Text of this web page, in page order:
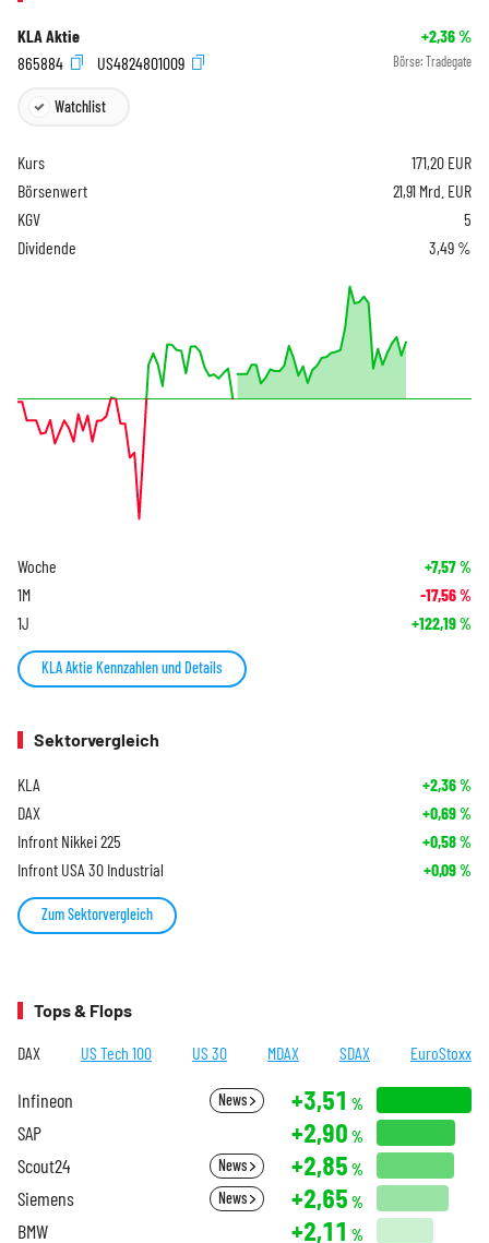
KLA Aktie +2,36%
865884
US4824801009 Börse: Tradegate
Watchlist
Kurs 171,20 EUR
Börsenwert
21,91 Mrd. EUR
KGV
5
Dividende
3,49 %
Woche +7,57%
1M -17,56%
1J +122,19%
KLA Aktie Kennzahlen und Details
Sektorvergleich
KLA +2,36%
DAX +0,69%
Infront Nikkei 225 +0,58%
Infront USA 30 Industrial +0,09%
Zum Sektorvergleich
Tops & Flops
DAX US Tech 100 US 30 MDAX SDAX EuroStoxx
Infineon News +3,51 %
SAP +2,90 %
Scout24 News +2,85 %
Siemens News +2,65 %
BMW +2,11 %